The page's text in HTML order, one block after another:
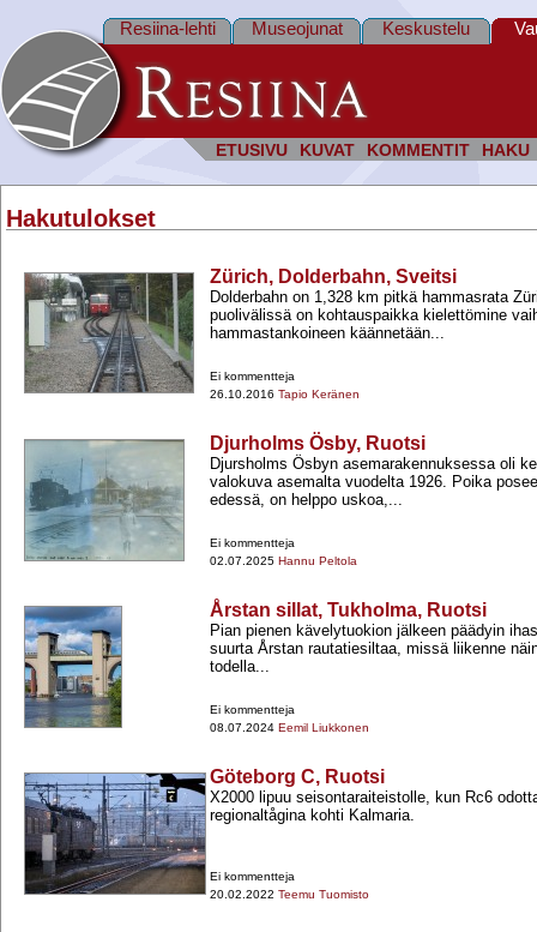
ETUSIVU KUVAT KOMMENTIT HAKU
Resiina-lehti Museojunat Keskustelu
Hakutulokset
Zürich, Dolderbahn, Sveitsi
Dolderbahn on 1,328 km pitkä hammasrata
puolivälissä on kohtauspaikka kielettömine
hammastankoineen käännetään...
Ei kommentteja
26.10.2016 Tapio Keränen
Djurholms Ösby, Ruotsi
Djursholms Ösbyn asemarakennuksessa oli
valokuva asemalta vuodelta 1926. Poika
edessä, on helppo uskoa,...
Ei kommentteja
02.07.2025 Hannu Peltola
Årstan sillat, Tukholma, Ruotsi
Pian pienen kävelytuokion jälkeen päädyin
suurta Årstan rautatiesiltaa, missä liikenne
todella...
Ei kommentteja
08.07.2024 Eemil Liukkonen
Göteborg C, Ruotsi
X2000 lipuu seisontaraiteistolle, kun Rc6
regionaltågina kohti Kalmaria.
Ei kommentteja
20.02.2022 Teemu Tuomisto